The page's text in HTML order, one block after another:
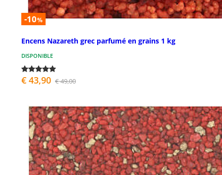
-10%
Encens Nazareth grec parfumé en grains 1 kg
DISPONIBLE
€ 43,90 € 49,00